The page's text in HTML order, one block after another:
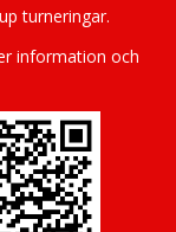
turneringar.
information och